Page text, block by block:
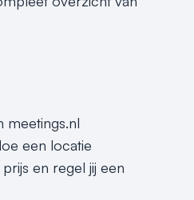
meetings.nl
een locatie
en regel jij een